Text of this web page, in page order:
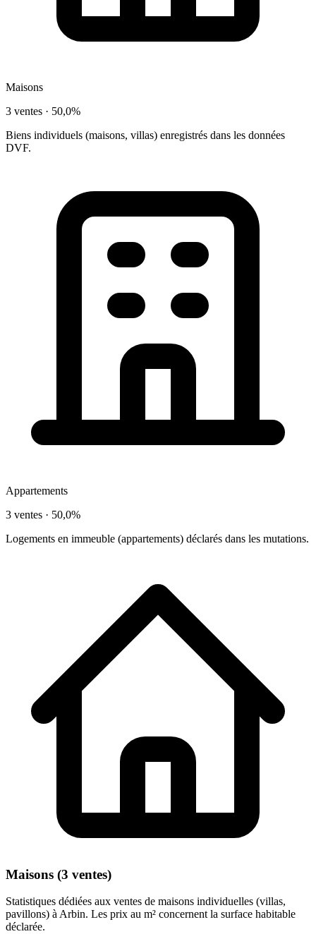
Maisons
3 ventes · 50,0%
Biens individuels (maisons, villas) enregistrés dans les données
DVF.
Appartements
3 ventes · 50,0%
Logements en immeuble (appartements) déclarés dans les mutations.
Maisons (3 ventes)
Statistiques dédiées aux ventes de maisons individuelles (villas,
pavillons) à Arbin. Les prix au m² concernent la surface habitable
déclarée.